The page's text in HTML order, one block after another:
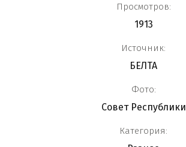
Просмотров:
1913
Источник:
БЕЛТА
Фото:
Совет Республики
Категория: